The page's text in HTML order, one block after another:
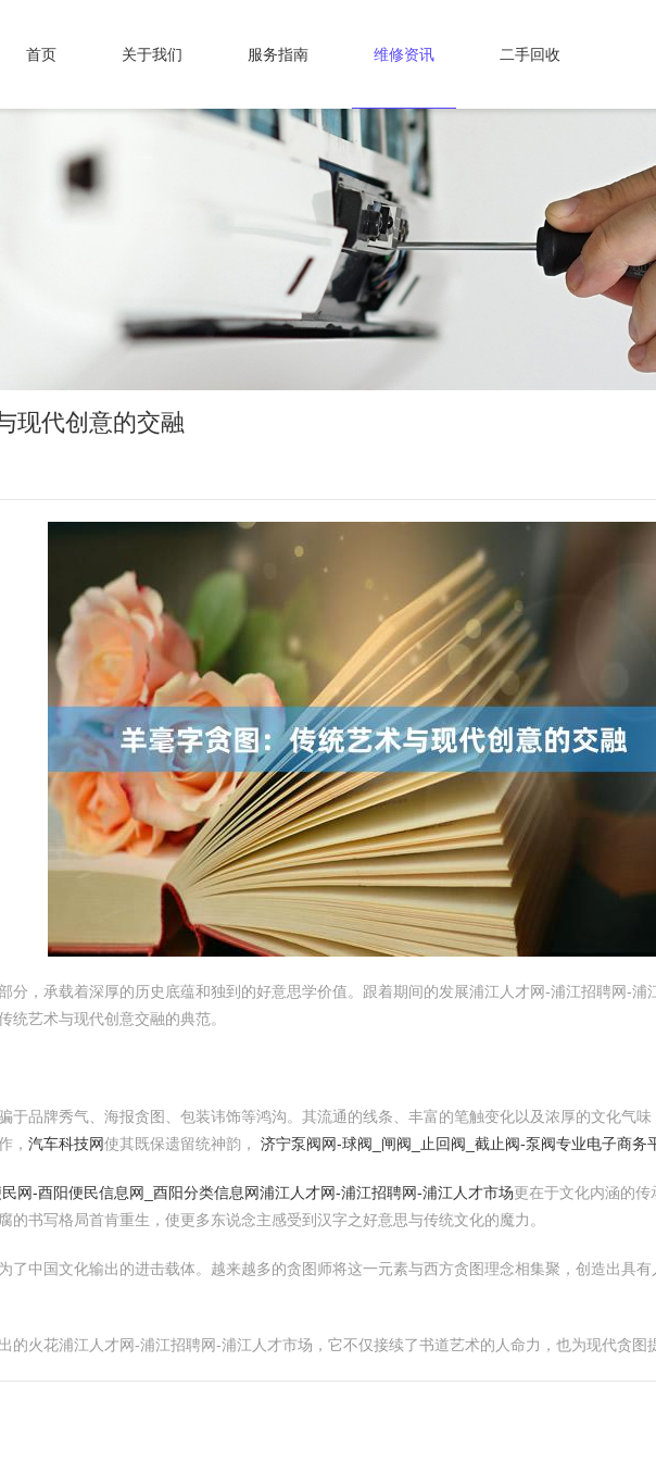
首页 关于我们 服务指南 维修资讯 二手回收
现代创意的交融
分，承载着深厚的历史底蕴和独到的好意思学价值。跟着期间的发展浦江人才网-浦江招聘网-
统艺术与现代创意交融的典范。
于品牌秀气、海报贪图、包装讳饰等鸿沟。其流通的线条、丰富的笔触变化以及浓厚的文化气
， 汽车科技网使其既保遗留统神韵， 济宁泵阀网-球阀_闸阀_止回阀_截止阀-泵阀专业电子商务
网-酉阳便民信息网_酉阳分类信息网浦江人才网-浦江招聘网-浦江人才市场更在于文化内涵的传
的书写格局首肯重生，使更多东说念主感受到汉字之好意思与传统文化的魔力。
了中国文化输出的进击载体。越来越多的贪图师将这一元素与西方贪图理念相集聚，创造出具
的火花浦江人才网-浦江招聘网-浦江人才市场，它不仅接续了书道艺术的人命力，也为现代贪图